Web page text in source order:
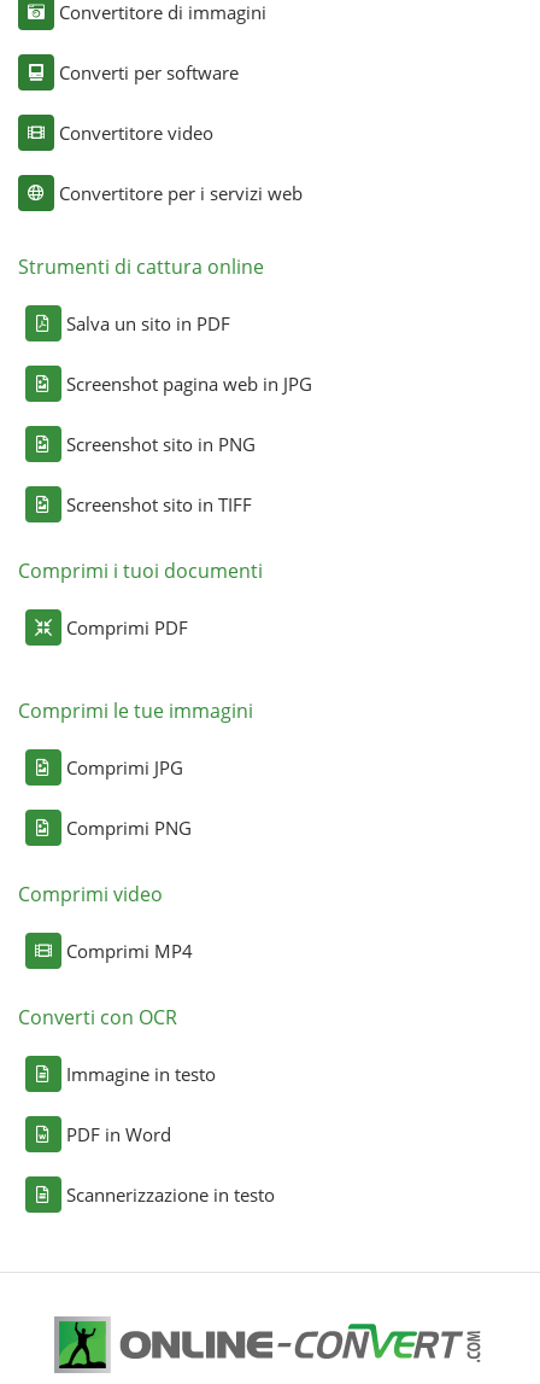
Convertitore di immagini
Converti per software
Convertitore video
Convertitore per i servizi web
Strumenti di cattura online
Salva un sito in PDF
Screenshot pagina web in JPG
Screenshot sito in PNG
Screenshot sito in TIFF
Comprimi i tuoi documenti
Comprimi PDF
Comprimi le tue immagini
Comprimi JPG
Comprimi PNG
Comprimi video
Comprimi MP4
Converti con OCR
Immagine in testo
PDF in Word
Scannerizzazione in testo